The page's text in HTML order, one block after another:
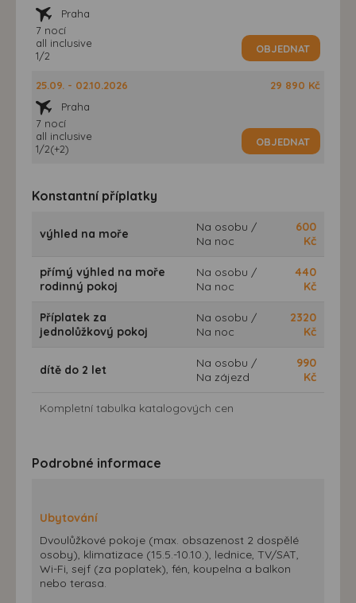
Praha
7 nocí
all inclusive
1/2
OBJEDNAT
25.09. - 02.10.2026
Praha
7 nocí
all inclusive
1/2(+2)
29 890 Kč
OBJEDNAT
Konstantní příplatky
výhled na moře
Na osobu /
Na noc
600
Kč
přímý výhled na moře
rodinný pokoj
Na osobu /
Na noc
440
Kč
Příplatek za
jednolůžkový pokoj
Na osobu /
Na noc
2320
Kč
dítě do 2 let
Na osobu /
Na zájezd
990
Kč
Kompletní tabulka katalogových cen
Podrobné informace
Ubytování
Dvoulůžkové pokoje (max. obsazenost 2 dospělé
osoby), klimatizace (15.5.-10.10.), lednice, TV/SAT,
Wi-Fi, sejf (za poplatek), fén, koupelna a balkon
nebo terasa.